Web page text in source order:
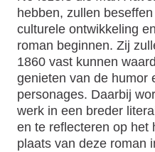
hebben, zullen
culturele ontwikkeling
roman beginnen. Zij
1860 vast kunnen
genieten van de humor
personages. Daarbij
werk in een breder
en te reflecteren op het
plaats van deze roman